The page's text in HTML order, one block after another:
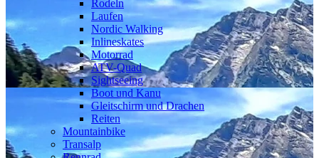
Rodeln
Laufen
Nordic Walking
Inlineskates
Motorrad
ATV-Quad
Sightseeing
Boot und Kanu
Gleitschirm und Drachen
Reiten
Mountainbike
Transalp